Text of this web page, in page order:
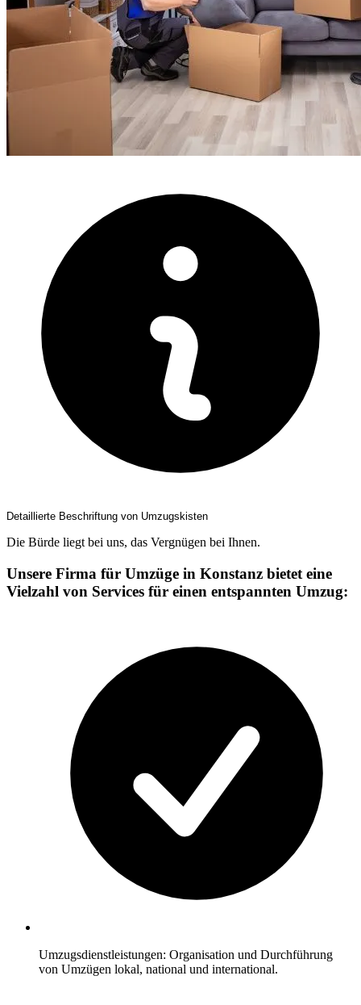
Detaillierte Beschriftung von Umzugskisten
Die Bürde liegt bei uns, das Vergnügen bei Ihnen.
Unsere Firma für Umzüge in Konstanz bietet eine
Vielzahl von Services für einen entspannten Umzug:
Umzugsdienstleistungen: Organisation und Durchführung
von Umzügen lokal, national und international.